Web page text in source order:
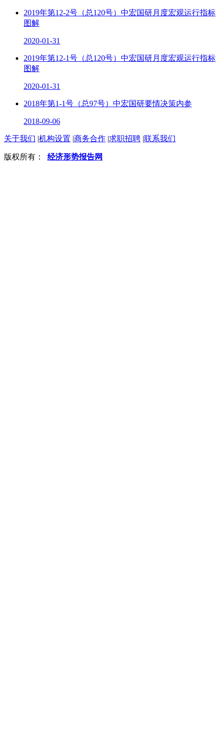
2019年第12-2号（总120号）中宏国研月度宏观运行指标
图解
2020-01-31
2019年第12-1号（总120号）中宏国研月度宏观运行指标
图解
2020-01-31
2018年第1-1号（总97号）中宏国研要情决策内参
2018-09-06
关于我们 |机构设置 |商务合作 |求职招聘 |联系我们
版权所有： 经济形势报告网